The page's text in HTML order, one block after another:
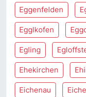
Eggenfelden
Egglkofen
Egling
Ehekirchen
Eichenau